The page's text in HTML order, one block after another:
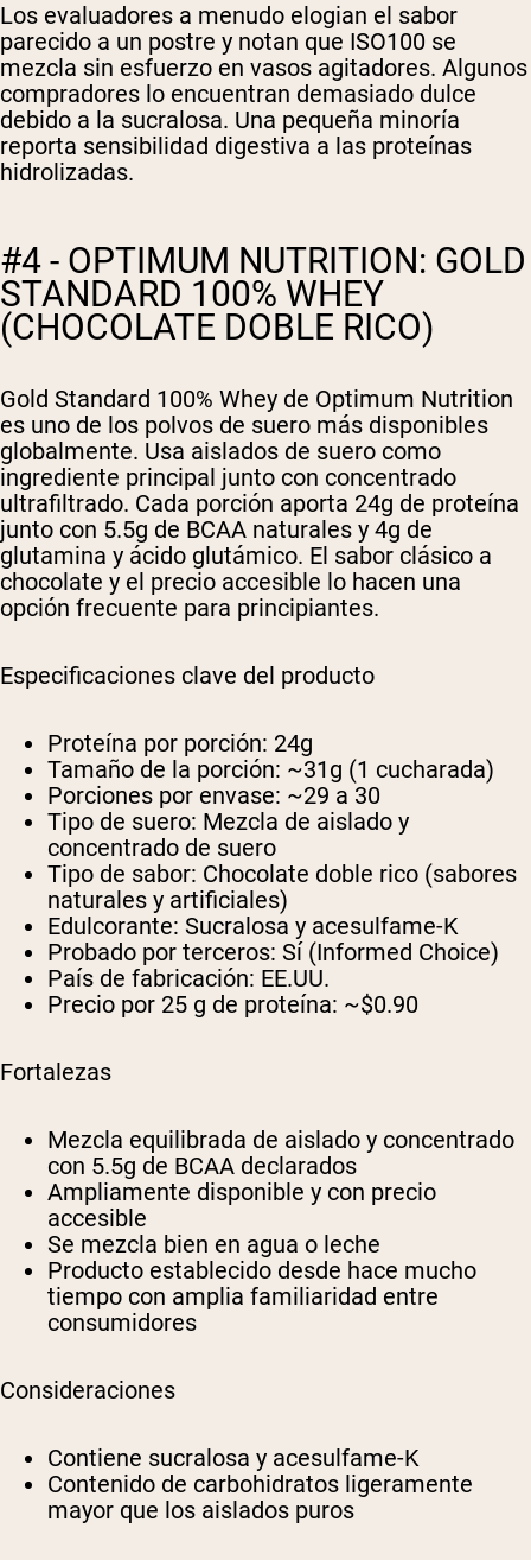
Los evaluadores a menudo elogian el sabor
parecido a un postre y notan que ISO100 se
mezcla sin esfuerzo en vasos agitadores. Algunos
compradores lo encuentran demasiado dulce
debido a la sucralosa. Una pequeña minoría
reporta sensibilidad digestiva a las proteínas
hidrolizadas.
#4 - OPTIMUM NUTRITION: GOLD
STANDARD 100% WHEY
(CHOCOLATE DOBLE RICO)
Gold Standard 100% Whey de Optimum Nutrition
es uno de los polvos de suero más disponibles
globalmente. Usa aislados de suero como
ingrediente principal junto con concentrado
ultrafiltrado. Cada porción aporta 24g de proteína
junto con 5.5g de BCAA naturales y 4g de
glutamina y ácido glutámico. El sabor clásico a
chocolate y el precio accesible lo hacen una
opción frecuente para principiantes.
Especificaciones clave del producto
Proteína por porción: 24g
Tamaño de la porción: ~31g (1 cucharada)
Porciones por envase: ~29 a 30
Tipo de suero: Mezcla de aislado y
concentrado de suero
Tipo de sabor: Chocolate doble rico (sabores
naturales y artificiales)
Edulcorante: Sucralosa y acesulfame-K
Probado por terceros: Sí (Informed Choice)
País de fabricación: EE.UU.
Precio por 25 g de proteína: ~$0.90
Fortalezas
Mezcla equilibrada de aislado y concentrado
con 5.5g de BCAA declarados
Ampliamente disponible y con precio
accesible
Se mezcla bien en agua o leche
Producto establecido desde hace mucho
tiempo con amplia familiaridad entre
consumidores
Consideraciones
Contiene sucralosa y acesulfame-K
Contenido de carbohidratos ligeramente
mayor que los aislados puros